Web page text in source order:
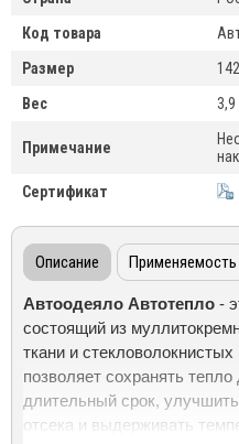
Код товара
Размер
Вес
3,9
Примечание
Сертификат
Описание Применяемость
Автоодеяло Автотепло -
состоящий из
ткани и
позволяет сохранять
длительный срок,
отсека и выдерживать